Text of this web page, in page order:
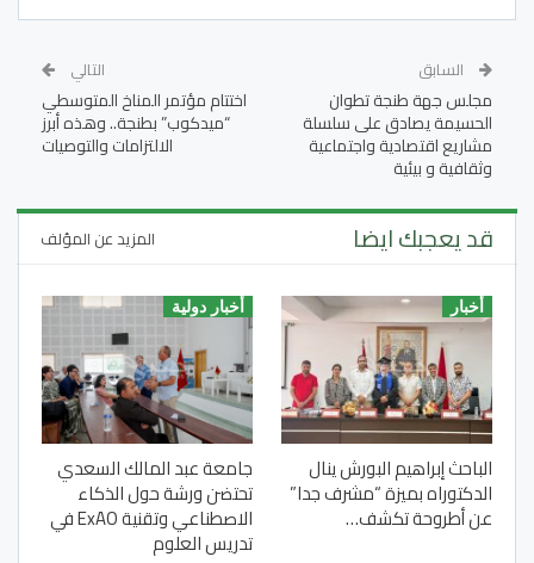
السابق
مجلس جهة طنجة تطوان
الحسيمة يصادق على سلسلة
مشاريع اقتصادية واجتماعية
وثقافية و بيئية
التالي
اختتام مؤتمر المناخ المتوسطي
“ميدكوب” بطنجة.. وهذه أبرز
الالتزامات والتوصيات
قد يعجبك ايضا المزيد عن المؤلف
أخبار
الباحث إبراهيم البورش ينال
الدكتوراه بميزة “مشرف جدا”
عن أطروحة تكشف…
أخبار دولية
جامعة عبد المالك السعدي
تحتضن ورشة حول الذكاء
الاصطناعي وتقنية ExAO في
تدريس العلوم